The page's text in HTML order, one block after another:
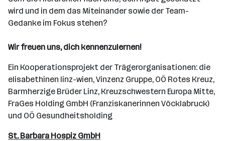
wird und in dem das Miteinander sowie der Team-
Gedanke im Fokus stehen?
Wir freuen uns, dich kennenzulernen!
Ein Kooperationsprojekt der Trägerorganisationen: die
elisabethinen linz-wien, Vinzenz Gruppe, OÖ Rotes Kreuz,
Barmherzige Brüder Linz, Kreuzschwestern Europa Mitte,
FraGes Holding GmbH (Franziskanerinnen Vöcklabruck)
und OÖ Gesundheitsholding
St. Barbara Hospiz GmbH